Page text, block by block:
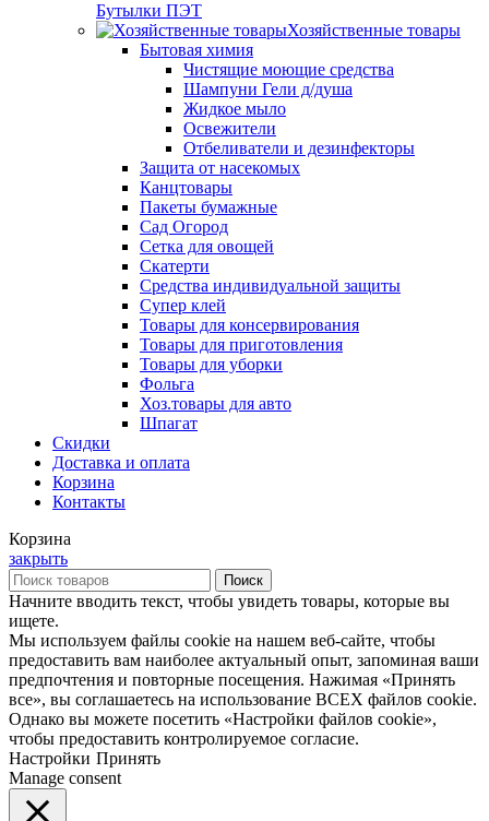
Бутылки ПЭТ
Хозяйственные товары
Бытовая химия
Чистящие моющие средства
Шампуни Гели д/душа
Жидкое мыло
Освежители
Отбеливатели и дезинфекторы
Защита от насекомых
Канцтовары
Пакеты бумажные
Сад Огород
Сетка для овощей
Скатерти
Средства индивидуальной защиты
Супер клей
Товары для консервирования
Товары для приготовления
Товары для уборки
Фольга
Хоз.товары для авто
Шпагат
Скидки
Доставка и оплата
Корзина
Контакты
Корзина
закрыть
Поиск
Начните вводить текст, чтобы увидеть товары, которые вы
ищете.
Мы используем файлы cookie на нашем веб-сайте, чтобы
предоставить вам наиболее актуальный опыт, запоминая ваши
предпочтения и повторные посещения. Нажимая «Принять
все», вы соглашаетесь на использование ВСЕХ файлов cookie.
Однако вы можете посетить «Настройки файлов cookie»,
чтобы предоставить контролируемое согласие.
Настройки Принять
Manage consent